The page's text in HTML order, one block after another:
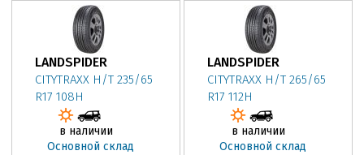
LANDSPIDER
CITYTRAXX H/T 235/65
R17 108H
в наличии
Основной склад
LANDSPIDER
CITYTRAXX H/T 265/65
R17 112H
в наличии
Основной склад